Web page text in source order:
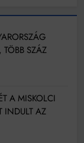
TÖBB SZÁZ
A MISKOLCI
INDULT AZ